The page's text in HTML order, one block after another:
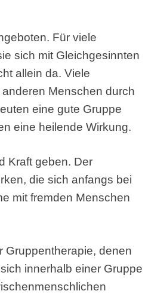
Für viele
sich mit Gleichgesinnten
allein da. Viele
Menschen durch
eine gute Gruppe
eine heilende Wirkung.
Kraft geben. Der
die sich anfangs bei
mit fremden Menschen
Gruppentherapie, denen
innerhalb einer Gruppe